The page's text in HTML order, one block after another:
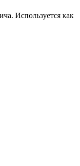
Используется как